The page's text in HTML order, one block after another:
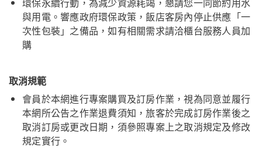
與用電。響應政府環保政策，飯店客房內停止供應「一
次性包裝」之備品，如有相關需求請洽櫃台服務人員加
購
取消規範
會員於本網進行專案購買及訂房作業，視為同意並履行
本網所公告之作業退費須知，旅客於完成訂房作業後之
取消訂房或更改日期，須參照專案上之取消規定及修改
規定實行。
悅華大酒店 關閉